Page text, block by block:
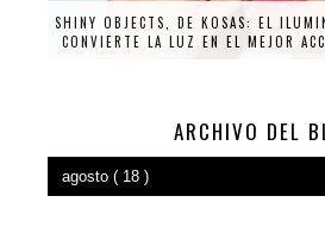
SHINY OBJECTS, DE KOSAS: EL
CONVIERTE LA LUZ EN EL MEJOR
ARCHIVO DEL